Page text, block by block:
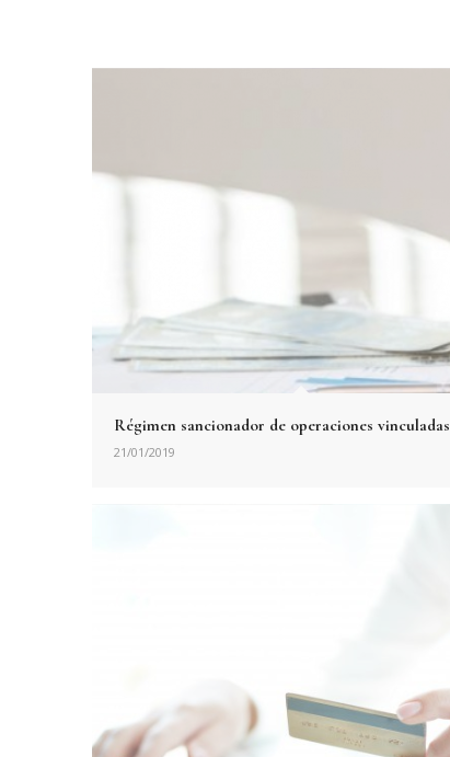
Régimen sancionador de operaciones vinculadas
21/01/2019